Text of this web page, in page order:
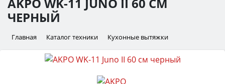
ЧЕРНЫЙ
Главная Каталог техники Кухонные вытяжки